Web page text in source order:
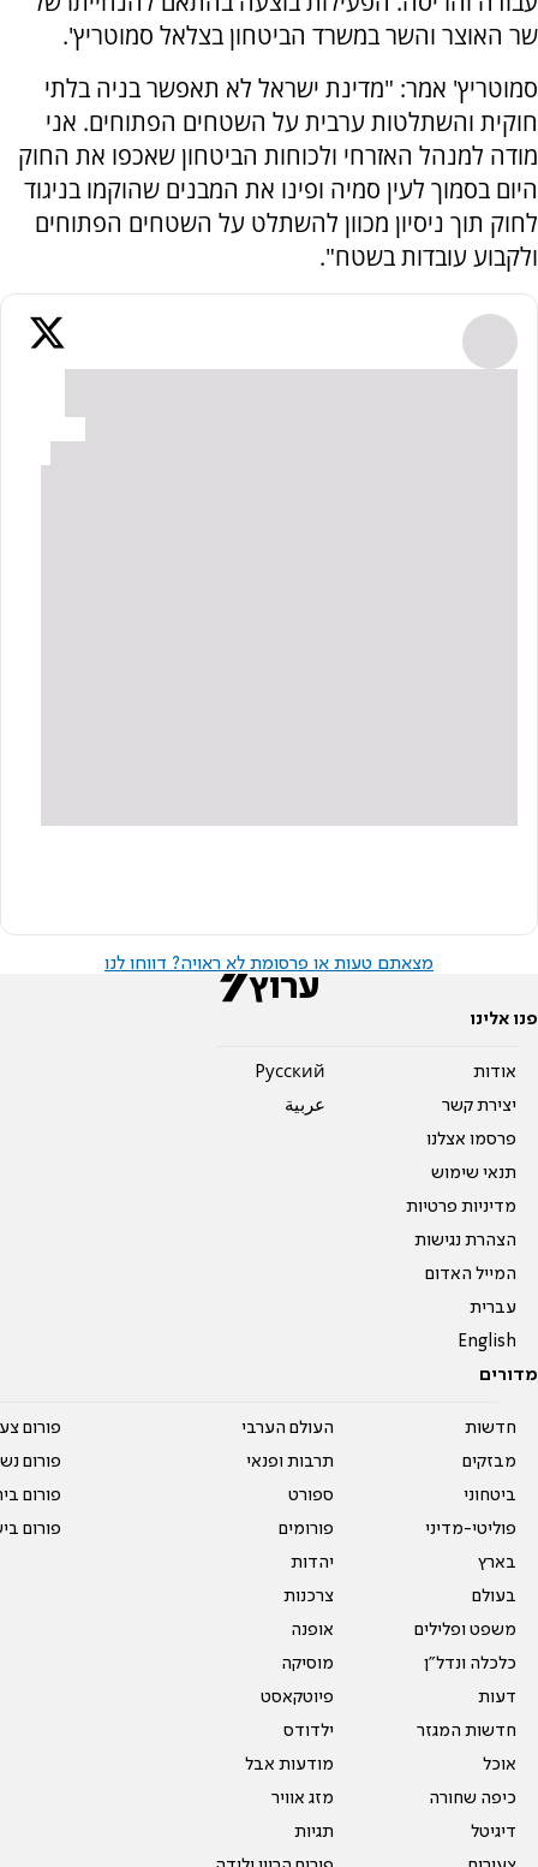
שר האוצר והשר במשרד הביטחון בצלאל סמוטריץ'.
סמוטריץ' אמר: "מדינת ישראל לא תאפשר בניה בלתי
חוקית והשתלטות ערבית על השטחים הפתוחים. אני
מודה למנהל האזרחי ולכוחות הביטחון שאכפו את החוק
היום בסמוך לעין סמיה ופינו את המבנים שהוקמו בניגוד
לחוק תוך ניסיון מכוון להשתלט על השטחים הפתוחים
ולקבוע עובדות בשטח".
מצאתם טעות או פרסומת לא ראויה? דווחו לנו
פנו אלינו
אודות
יצירת קשר
פרסמו אצלנו
תנאי שימוש
מדיניות פרטיות
הצהרת נגישות
המייל האדום
עברית
English
Pусский
عربية
מדורים
חדשות
מבזקים
ביטחוני
פוליטי-מדיני
בארץ
בעולם
משפט ופלילים
כלכלה ונדל"ן
דעות
חדשות המגזר
אוכל
כיפה שחורה
דיגיטל
העולם הערבי
תרבות ופנאי
ספורט
פורומים
יהדות
צרכנות
אופנה
מוסיקה
פיוטקאסט
ילדודס
מודעות אבל
מזג אוויר
תגיות
פורום
פורום
פורום
פורום